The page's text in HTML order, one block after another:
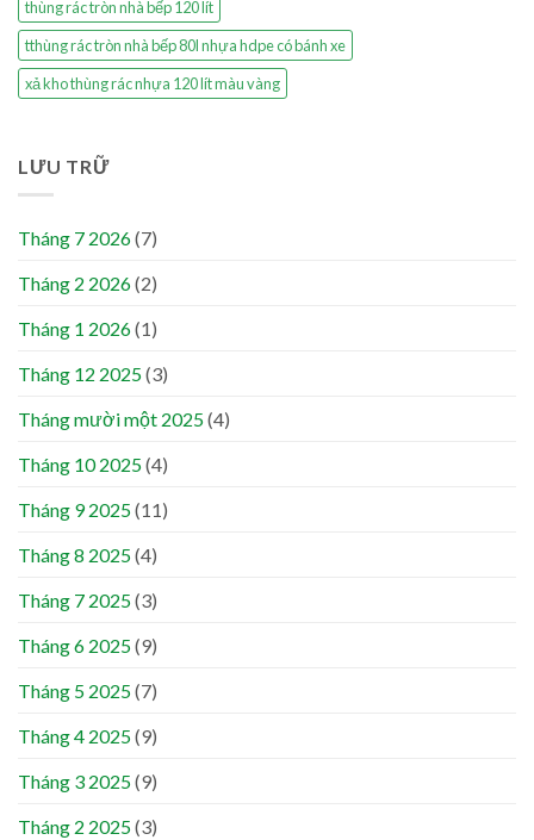
thùng rác tròn nhà bếp 120 lít
tthùng rác tròn nhà bếp 80l nhựa hdpe có bánh xe
xả kho thùng rác nhựa 120 lít màu vàng
LƯU TRỮ
Tháng 7 2026(7)
Tháng 2 2026(2)
Tháng 1 2026(1)
Tháng 12 2025(3)
Tháng mười một 2025(4)
Tháng 10 2025(4)
Tháng 9 2025(11)
Tháng 8 2025(4)
Tháng 7 2025(3)
Tháng 6 2025(9)
Tháng 5 2025(7)
Tháng 4 2025(9)
Tháng 3 2025(9)
Tháng 2 2025(3)